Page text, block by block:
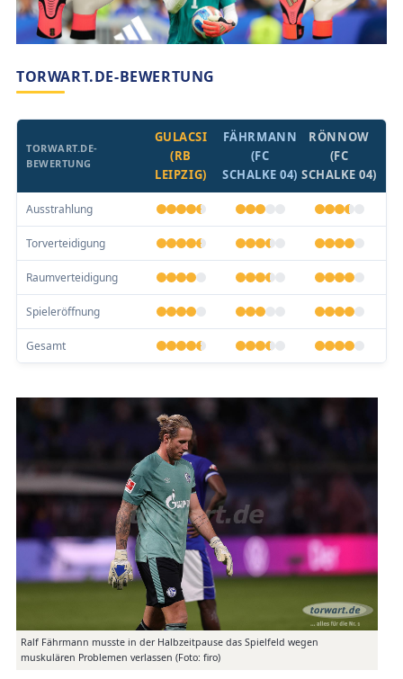
TORWART.DE-BEWERTUNG
TORWART.DE-
BEWERTUNG
GULACSI
(RB
LEIPZIG)
FÄHRMANN
(FC
SCHALKE 04)
RÖNNOW
(FC
SCHALKE 04)
Ausstrahlung
Torverteidigung
Raumverteidigung
Spieleröffnung
Gesamt
Ralf Fährmann musste in der Halbzeitpause das Spielfeld wegen
muskulären Problemen verlassen (Foto: firo)